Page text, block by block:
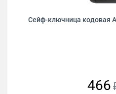
Сейф-ключница кодовая
466